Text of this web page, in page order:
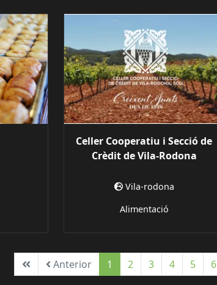
Celler Cooperatiu i Secció de
Crèdit de Vila-Rodona
Vila-rodona
Alimentació
PrimeraAnteriorAnterior
1 2 3 4 5 6